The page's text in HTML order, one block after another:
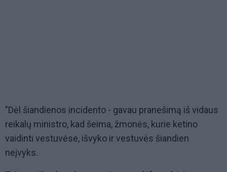
"Dėl šiandienos incidento - gavau pranešimą iš vidaus
reikalų ministro, kad šeima, žmonės, kurie ketino
vaidinti vestuvėse, išvyko ir vestuvės šiandien
neįvyks.